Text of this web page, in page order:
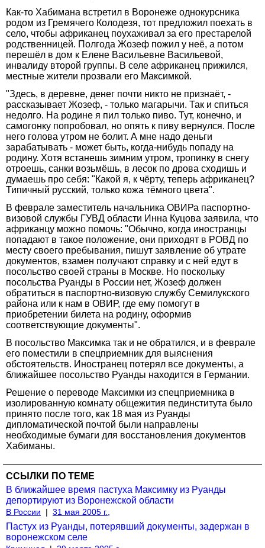
Как-то Хабимана встретил в Воронеже однокурсника
родом из Гремячего Колодезя, тот предложил поехать в
село, чтобы африканец поухаживал за его престарелой
родственницей. Полгода Жозеф пожил у неё, а потом
перешёл в дом к Елене Васильевне Васильевой,
инвалиду второй группы. В селе африканец прижился,
местные жители прозвали его Максимкой.
"Здесь, в деревне, денег почти никто не признаёт, -
рассказывает Жозеф, - только магарычи. Так и спиться
недолго. На родине я пил только пиво. Тут, конечно, и
самогонку попробовал, но опять к пиву вернулся. После
него голова утром не болит. А мне надо деньги
зарабатывать - может быть, когда-нибудь попаду на
родину. Хотя встанешь зимним утром, тропинку в снегу
отроешь, санки возьмёшь, в лесок по дрова сходишь и
думаешь про себя: "Какой я, к чёрту, теперь африканец?
Типичный русский, только кожа тёмного цвета".
В феврале заместитель начальника ОВИРа паспортно-
визовой службы ГУВД области Инна Куцова заявила, что
африканцу можно помочь: "Обычно, когда иностранцы
попадают в такое положение, они приходят в РОВД по
месту своего пребывания, пишут заявление об утрате
документов, взамен получают справку и с ней едут в
посольство своей страны в Москве. Но поскольку
посольства Руанды в России нет, Жозеф должен
обратиться в паспортно-визовую службу Семилукского
района или к нам в ОВИР, где ему помогут в
приобретении билета на родину, оформив
соответствующие документы".
В посольство Максимка так и не обратился, и в феврале
его поместили в спецприемник для выяснения
обстоятельств. Иностранец потерял все документы, а
ближайшее посольство Руанды находится в Германии.
Решение о переводе Максимки из спецприемника в
изолированную комнату общежития пединститута было
принято после того, как 18 мая из Руанды
дипломатической почтой были направлены
необходимые бумаги для восстановления документов
Хабиманы.
ССЫЛКИ ПО ТЕМЕ
В ближайшее время пастуха Максимку из Руанды
депортируют из Воронежской области
В России | 31 мая 2005 г.,
Пастух из Руанды, потерявший документы, задержан в
воронежском селе